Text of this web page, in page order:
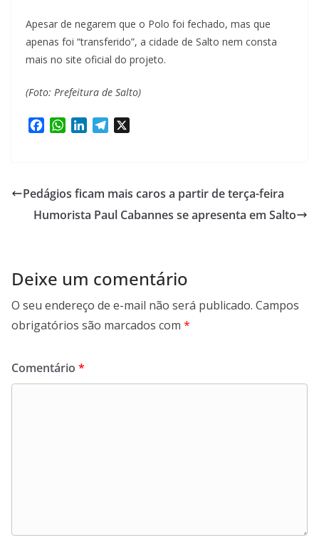
Apesar de negarem que o Polo foi fechado, mas que
apenas foi “transferido”, a cidade de Salto nem consta
mais no site oficial do projeto.
(Foto: Prefeitura de Salto)
b
o
o
W
s
p
e
I
g
a
Pedágios ficam mais caros a partir de terça-feira
Humorista Paul Cabannes se apresenta em Salto
Deixe um comentário
O seu endereço de e-mail não será publicado. Campos
obrigatórios são marcados com *
Comentário *